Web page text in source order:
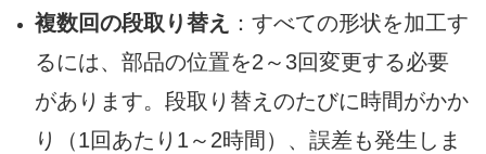
複数回の段取り替え
：すべての形状を加工す
るには、部品の位置を2～3回変更する必要
があります。段取り替えのたびに時間がかか
り（1回あたり1～2時間）、誤差も発生しま